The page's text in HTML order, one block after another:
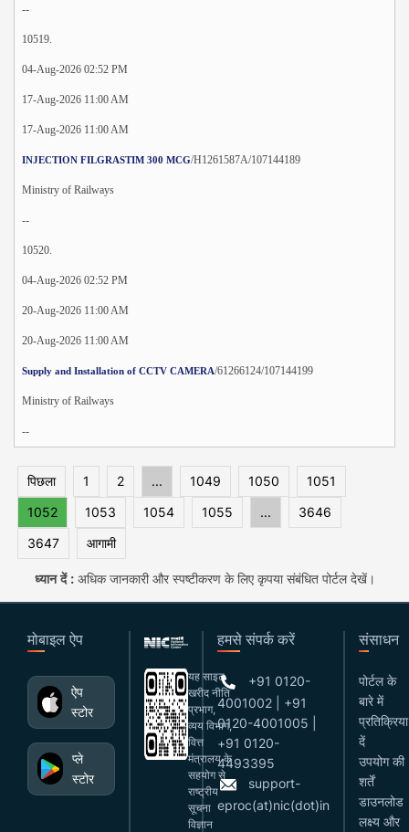
--
10519.
04-Aug-2026 02:52 PM
17-Aug-2026 11:00 AM
17-Aug-2026 11:00 AM
INJECTION FILGRASTIM 300 MCG/H1261587A/107144189
Ministry of Railways
--
10520.
04-Aug-2026 02:52 PM
20-Aug-2026 11:00 AM
20-Aug-2026 11:00 AM
Supply and Installation of CCTV CAMERA/61266124/107144199
Ministry of Railways
--
पिछला 1 2 ... 1049 1050
1051
1052
1053 1054 1055 ...
3646
3647
आगामी
ध्यान दें :अधिक जानकारी और स्पष्टीकरण के लिए कृपया संबंधित पोर्टल देखें।
मोबाइल ऐप
ऐप
स्टोर
प्ले
स्टोर
यह साइट
खरीद नीति
प्रभाग,
व्यय विभाग,
वित्त
मंत्रालय के
सहयोग से
राष्ट्रीय
सूचना
विज्ञान
हमसे संपर्क करें
+91 0120-
4001002 | +91
0120-4001005 |
+91 0120-
4493395
support-
eproc(at)nic(dot)in
संसाधन
पोर्टल के
बारे में
प्रतिक्रिया
दें
उपयोग की
शर्तें
डाउनलोड
लक्ष्य और